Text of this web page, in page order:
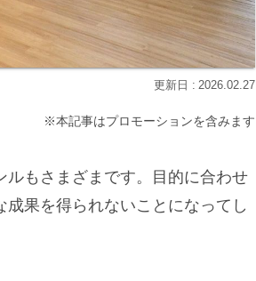
2026.02.27
※本記事はプロモーションを含みます
もさまざまです。目的に合わせ
果を得られないことになってし